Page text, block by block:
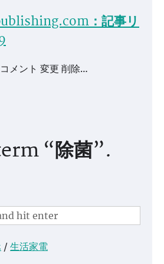
：記事リ
メント 変更 削除…
“除菌”.
/ 生活家電